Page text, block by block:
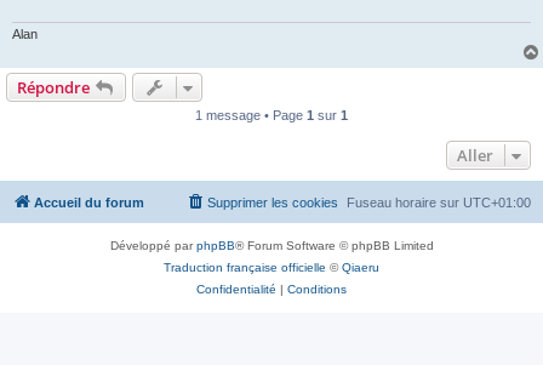
Alan
Répondre
1 message • Page 1 sur 1
Aller
Accueil du forum Fuseau horaire sur UTC+01:00
Supprimer les cookies
Développé parphpBB® Forum Software © phpBB Limited
Traduction française officielle ©Qiaeru
Confidentialité | Conditions